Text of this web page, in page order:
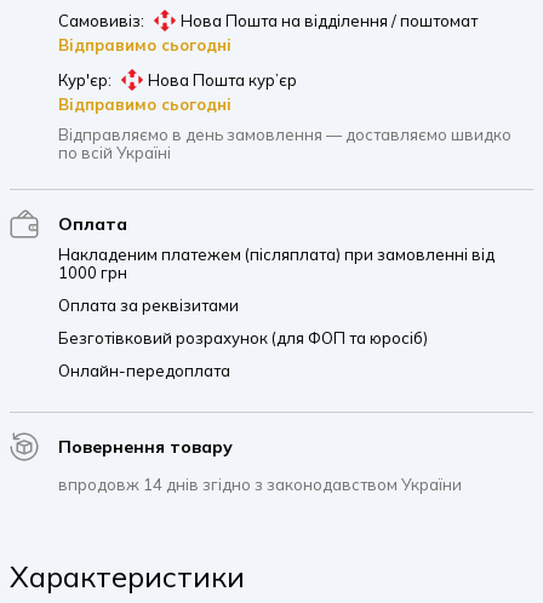
Самовивіз:
Нова Пошта на відділення / поштомат
Відправимо сьогодні
Кур'єр:
Нова Пошта кур’єр
Відправимо сьогодні
Відправляємо в день замовлення — доставляємо швидко
по всій Україні
Оплата
Накладеним платежем (післяплата) при замовленні від
1000 грн
Оплата за реквізитами
Безготівковий розрахунок (для ФОП та юросіб)
Онлайн-передоплата
Повернення товару
впродовж 14 днів згідно з законодавством України
Характеристики